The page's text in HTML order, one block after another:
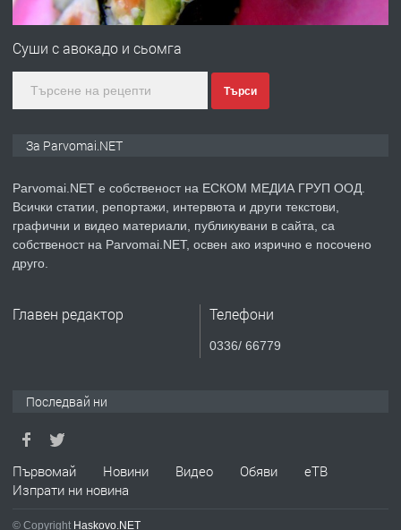
ПРЕДЛАГА
Първи поход "По стъпките на Ангел
преди 1 година
ПРЕДЛАГА Уроци по Математика
ТЪРСИ
Суши с авокадо и сьомга
Търси
За Parvomai.NET
Parvomai.NET е собственост на ЕСКОМ МЕДИА ГРУП ООД.
Всички статии, репортажи, интервюта и други текстови,
графични и видео материали, публикувани в сайта, са
собственост на Parvomai.NET, освен ако изрично е посочено
друго.
Главен редактор Телефони
0336/ 66779
Последвай ни
Първомай Новини Видео Обяви
еТВ
Изпрати ни новина
© Copyright Haskovo.NET